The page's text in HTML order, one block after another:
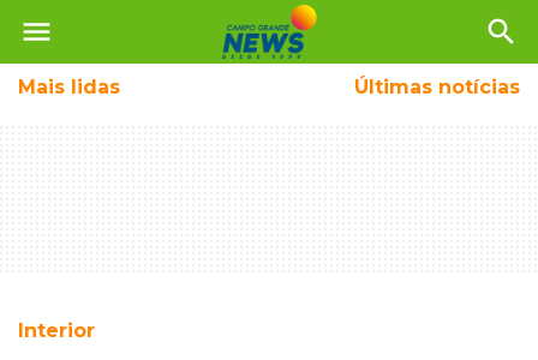
menu search
Mais lidas Últimas notícias
Interior